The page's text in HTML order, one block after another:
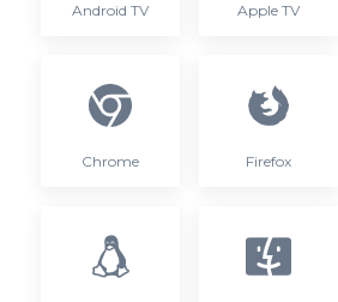
Android TV Apple TV
Chrome Firefox